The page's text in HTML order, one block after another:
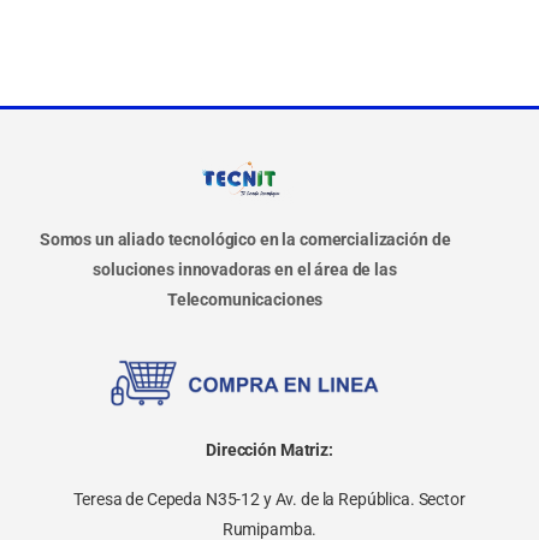
Somos un aliado tecnológico en la comercialización de
soluciones innovadoras en el área de las
Telecomunicaciones
Dirección Matriz:
Teresa de Cepeda N35-12 y Av. de la República. Sector
Rumipamba.